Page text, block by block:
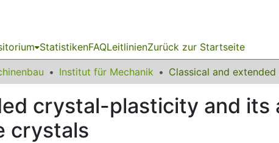
StatistikenFAQLeitlinienZurück zur Startseite
Institut für Mechanik
crystal-plasticity and its
crystals